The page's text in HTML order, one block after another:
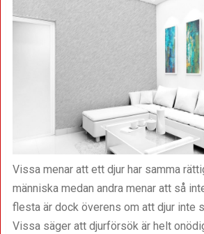
Vissa menar att ett djur har samma
människa medan andra menar att så
flesta är dock överens om att djur inte
Vissa säger att djurförsök är helt